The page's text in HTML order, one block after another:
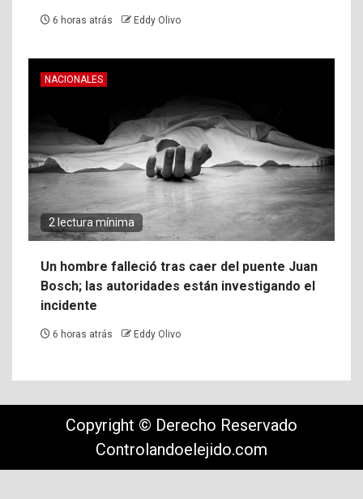
6 horas atrás Eddy Olivo
NACIONALES
2 lectura mínima
Un hombre falleció tras caer del puente Juan
Bosch; las autoridades están investigando el
incidente
6 horas atrás Eddy Olivo
Copyright © Derecho Reservado
Controlandoelejido.com